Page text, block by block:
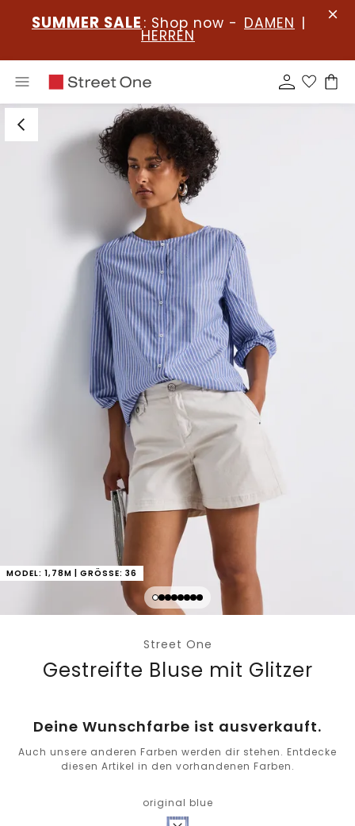
SUMMER SALE : Shop now - DAMEN |
HERREN
MODEL: 1,78M | GRÖSSE: 36
Street One
Gestreifte Bluse mit Glitzer
Deine Wunschfarbe ist ausverkauft.
Auch unsere anderen Farben werden dir stehen. Entdecke
diesen Artikel in den vorhandenen Farben.
original blue